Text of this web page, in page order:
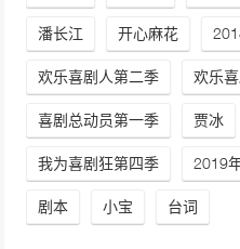
潘长江 开心麻花
欢乐喜剧人第二季 欢乐
喜剧总动员第一季 贾冰
我为喜剧狂第四季 2019
剧本 小宝 台词